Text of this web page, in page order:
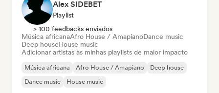
Alex SIDEBET
Playlist
> 100 feedbacks enviados
Música africanaAfro House / AmapianoDance music
Deep houseHouse music
Adicionar artistas às minhas playlists de maior impacto
Música africana Afro House / Amapiano
Deep house
Dance music
House music